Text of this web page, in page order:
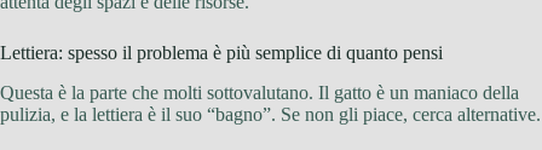
Lettiera: spesso il problema è più semplice di quanto pensi
Questa è la parte che molti sottovalutano. Il gatto è un maniaco della
pulizia, e la lettiera è il suo “bagno”. Se non gli piace, cerca alternative.